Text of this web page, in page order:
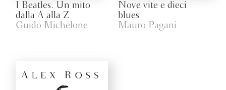
I Beatles. Un mito
dalla A alla Z
Guido Michelone
Nove vite e dieci
blues
Mauro Pagani